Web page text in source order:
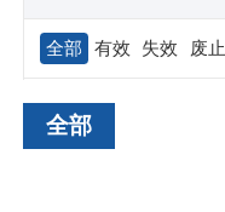
全部 有效 失效 废止
全部